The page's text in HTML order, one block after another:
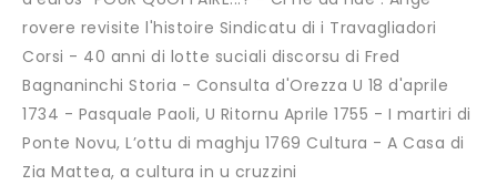
rovere revisite l'histoire Sindicatu di i Travagliadori
Corsi - 40 anni di lotte suciali discorsu di Fred
Bagnaninchi Storia - Consulta d'Orezza U 18 d'aprile
1734 - Pasquale Paoli, U Ritornu Aprile 1755 - I martiri di
Ponte Novu, L’ottu di maghju 1769 Cultura - A Casa di
Zia Mattea, a cultura in u cruzzini